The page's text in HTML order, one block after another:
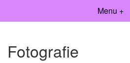
Menu +
Fotografie